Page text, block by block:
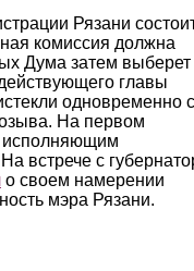
Рязани
комиссия должна
Дума затем выберет
главы
одновременно с
На первом
исполняющим
встрече с
о своем намерении
мэра Рязани.